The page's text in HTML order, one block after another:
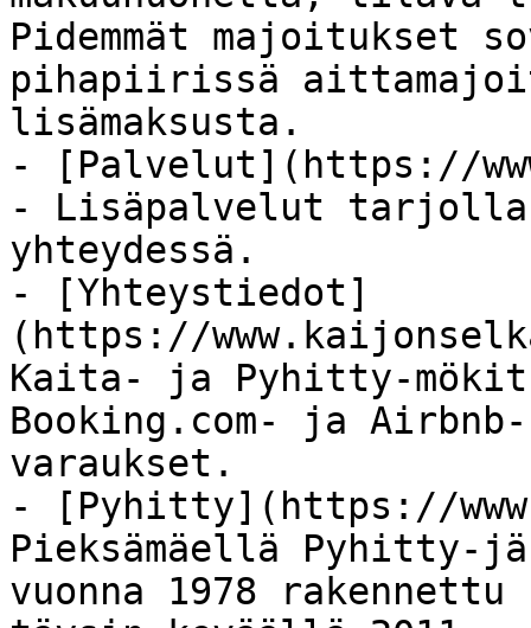
Pidemmät majoitukset
pihapiirissä
lisämaksusta.
- [Palvelut](https://
- Lisäpalvelut tarjolla
yhteydessä.
- [Yhteystiedot]
(https://
Kaita- ja Pyhitty-mökit
Booking.com- ja
varaukset.
- [Pyhitty](https://
Pieksämäellä Pyhitty-
vuonna 1978